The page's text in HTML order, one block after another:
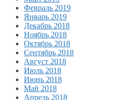
Февраль 2019
Январь 2019
Декабрь 2018
Ноябрь 2018
Октябрь 2018
Сентябрь 2018
Август 2018
Июль 2018
Июнь 2018
Май 2018
Апрель 2018